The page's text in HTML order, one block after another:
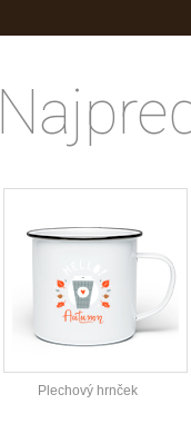
Plechový hrnček